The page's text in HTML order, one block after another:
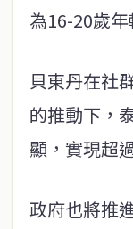
為16-20歲年
貝東丹在社
的推動下，
顯，實現超
政府也將推